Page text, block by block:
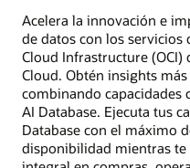
Acelera la innovación e
de datos con los servicios
Cloud Infrastructure (OCI)
Cloud. Obtén insights
combinando capacidades
AI Database. Ejecuta tus
Database con el máximo
disponibilidad mientras te